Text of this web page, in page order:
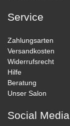
Service
Zahlungsarten
Versandkosten
Widerrufsrecht
Hilfe
Beratung
Unser Salon
Social Media